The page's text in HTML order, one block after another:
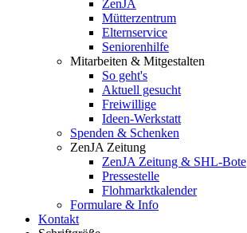
ZenJA
Mütterzentrum
Elternservice
Seniorenhilfe
Mitarbeiten & Mitgestalten
So geht's
Aktuell gesucht
Freiwillige
Ideen-Werkstatt
Spenden & Schenken
ZenJA Zeitung
ZenJA Zeitung & SHL-Bote
Pressestelle
Flohmarktkalender
Formulare & Info
Kontakt